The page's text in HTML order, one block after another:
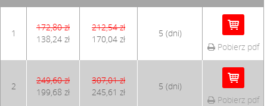
1
172,80 zł
138,24 zł
212,54 zł
170,04 zł
5 (dni)
Pobierz pdf
2
249,60 zł
199,68 zł
307,01 zł
245,61 zł
5 (dni)
Pobierz pdf